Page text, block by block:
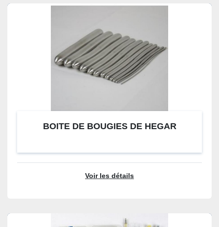
BOITE DE BOUGIES DE HEGAR
Voir les détails